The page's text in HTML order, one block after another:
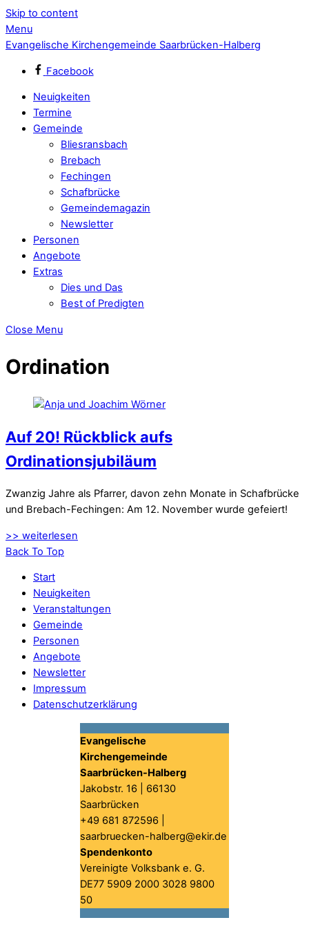
Skip to content
Menu
Evangelische Kirchengemeinde Saarbrücken-Halberg
Facebook
Neuigkeiten
Termine
Gemeinde
Bliesransbach
Brebach
Fechingen
Schafbrücke
Gemeindemagazin
Newsletter
Personen
Angebote
Extras
Dies und Das
Best of Predigten
Close Menu
Ordination
Auf 20! Rückblick aufs
Ordinationsjubiläum
Zwanzig Jahre als Pfarrer, davon zehn Monate in Schafbrücke
und Brebach-Fechingen: Am 12. November wurde gefeiert!
>> weiterlesen
Back To Top
Start
Neuigkeiten
Veranstaltungen
Gemeinde
Personen
Angebote
Newsletter
Impressum
Datenschutzerklärung
Evangelische
Kirchengemeinde
Saarbrücken-Halberg
Jakobstr. 16 | 66130
Saarbrücken
+49 681 872596 |
saarbruecken-halberg@ekir.de
Spendenkonto
Vereinigte Volksbank e. G.
DE77 5909 2000 3028 9800
50